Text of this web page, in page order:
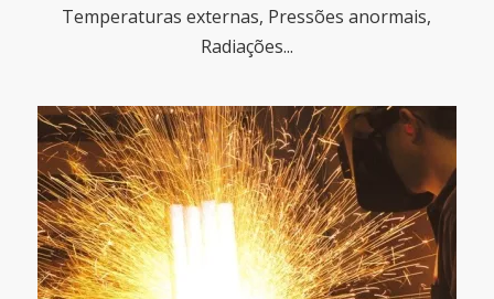
Temperaturas externas, Pressões anormais,
Radiações...